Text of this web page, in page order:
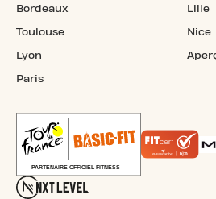
Bordeaux
Toulouse
Lyon
Paris
Lille
Nice